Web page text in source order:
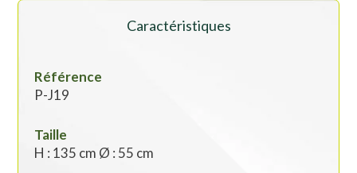
Caractéristiques
Référence
P-J19
Taille
H : 135 cm Ø : 55 cm